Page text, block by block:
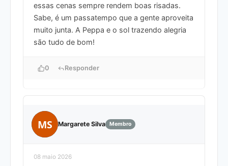
essas cenas sempre rendem boas risadas.
Sabe, é um passatempo que a gente aproveita
muito junta. A Peppa e o sol trazendo alegria
são tudo de bom!
0 Responder
MS Margarete Silva Membro
08 maio 2026